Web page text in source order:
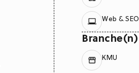
Web & SEO
Branche(n)
KMU